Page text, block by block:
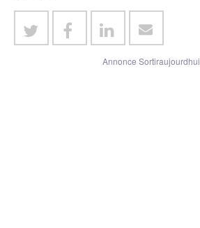
Annonce Sortiraujourdhui